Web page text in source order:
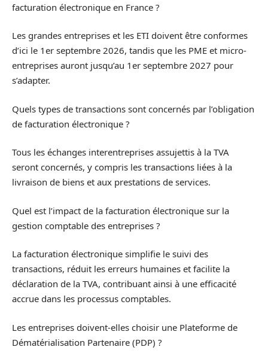
facturation électronique en France ?
Les grandes entreprises et les ETI doivent être conformes
d’ici le 1er septembre 2026, tandis que les PME et micro-
entreprises auront jusqu’au 1er septembre 2027 pour
s’adapter.
Quels types de transactions sont concernés par l’obligation
de facturation électronique ?
Tous les échanges interentreprises assujettis à la TVA
seront concernés, y compris les transactions liées à la
livraison de biens et aux prestations de services.
Quel est l’impact de la facturation électronique sur la
gestion comptable des entreprises ?
La facturation électronique simplifie le suivi des
transactions, réduit les erreurs humaines et facilite la
déclaration de la TVA, contribuant ainsi à une efficacité
accrue dans les processus comptables.
Les entreprises doivent-elles choisir une Plateforme de
Dématérialisation Partenaire (PDP) ?